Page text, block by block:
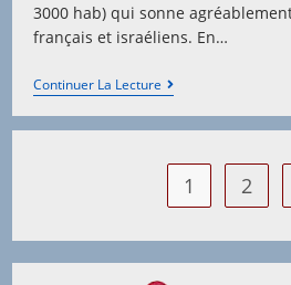
3000 hab) qui sonne
français et israéliens. En…
Continuer La LectureLe
Chambon
S/Lignon
–
Le
Juin
1 2